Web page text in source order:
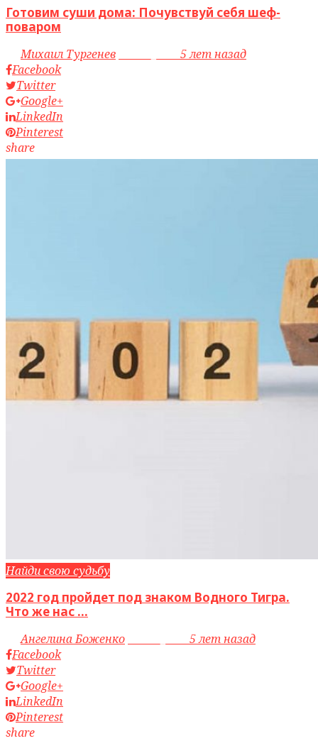
Готовим суши дома: Почувствуй себя шеф-
поваром
byМихаил Тургенев
5 лет назад
Facebook
Twitter
Google+
LinkedIn
Pinterest
share
Найди свою судьбу
2022 год пройдет под знаком Водного Тигра.
Что же нас ...
byАнгелина Боженко
5 лет назад
Facebook
Twitter
Google+
LinkedIn
Pinterest
share